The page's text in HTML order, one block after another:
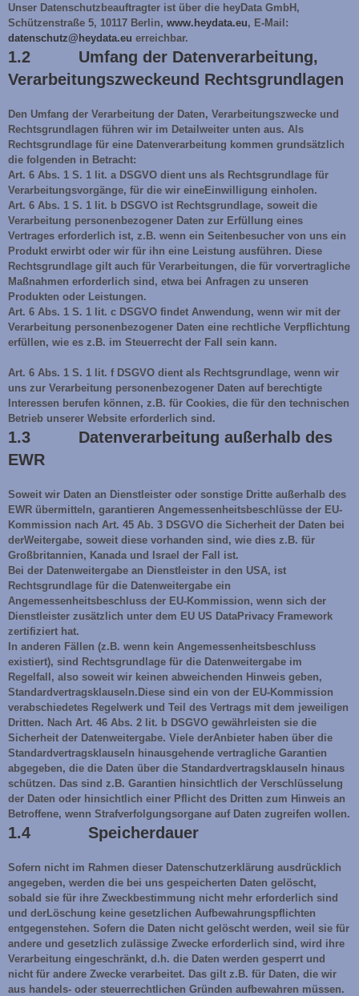
Unser Datenschutzbeauftragter ist über die heyData GmbH,
Schützenstraße 5, 10117 Berlin, www.heydata.eu, E-Mail:
datenschutz@heydata.eu erreichbar.
1.2 Umfang der Datenverarbeitung,
Verarbeitungszweckeund Rechtsgrundlagen
Den Umfang der Verarbeitung der Daten, Verarbeitungszwecke und
Rechtsgrundlagen führen wir im Detailweiter unten aus. Als
Rechtsgrundlage für eine Datenverarbeitung kommen grundsätzlich
die folgenden in Betracht:
Art. 6 Abs. 1 S. 1 lit. a DSGVO dient uns als Rechtsgrundlage für
Verarbeitungsvorgänge, für die wir eineEinwilligung einholen.
Art. 6 Abs. 1 S. 1 lit. b DSGVO ist Rechtsgrundlage, soweit die
Verarbeitung personenbezogener Daten zur Erfüllung eines
Vertrages erforderlich ist, z.B. wenn ein Seitenbesucher von uns ein
Produkt erwirbt oder wir für ihn eine Leistung ausführen. Diese
Rechtsgrundlage gilt auch für Verarbeitungen, die für vorvertragliche
Maßnahmen erforderlich sind, etwa bei Anfragen zu unseren
Produkten oder Leistungen.
Art. 6 Abs. 1 S. 1 lit. c DSGVO findet Anwendung, wenn wir mit der
Verarbeitung personenbezogener Daten eine rechtliche Verpflichtung
erfüllen, wie es z.B. im Steuerrecht der Fall sein kann.
Art. 6 Abs. 1 S. 1 lit. f DSGVO dient als Rechtsgrundlage, wenn wir
uns zur Verarbeitung personenbezogener Daten auf berechtigte
Interessen berufen können, z.B. für Cookies, die für den technischen
Betrieb unserer Website erforderlich sind.
1.3 Datenverarbeitung außerhalb des
EWR
Soweit wir Daten an Dienstleister oder sonstige Dritte außerhalb des
EWR übermitteln, garantieren Angemessenheitsbeschlüsse der EU-
Kommission nach Art. 45 Ab. 3 DSGVO die Sicherheit der Daten bei
derWeitergabe, soweit diese vorhanden sind, wie dies z.B. für
Großbritannien, Kanada und Israel der Fall ist.
Bei der Datenweitergabe an Dienstleister in den USA, ist
Rechtsgrundlage für die Datenweitergabe ein
Angemessenheitsbeschluss der EU-Kommission, wenn sich der
Dienstleister zusätzlich unter dem EU US DataPrivacy Framework
zertifiziert hat.
In anderen Fällen (z.B. wenn kein Angemessenheitsbeschluss
existiert), sind Rechtsgrundlage für die Datenweitergabe im
Regelfall, also soweit wir keinen abweichenden Hinweis geben,
Standardvertragsklauseln.Diese sind ein von der EU-Kommission
verabschiedetes Regelwerk und Teil des Vertrags mit dem jeweiligen
Dritten. Nach Art. 46 Abs. 2 lit. b DSGVO gewährleisten sie die
Sicherheit der Datenweitergabe. Viele derAnbieter haben über die
Standardvertragsklauseln hinausgehende vertragliche Garantien
abgegeben, die die Daten über die Standardvertragsklauseln hinaus
schützen. Das sind z.B. Garantien hinsichtlich der Verschlüsselung
der Daten oder hinsichtlich einer Pflicht des Dritten zum Hinweis an
Betroffene, wenn Strafverfolgungsorgane auf Daten zugreifen wollen.
1.4 Speicherdauer
Sofern nicht im Rahmen dieser Datenschutzerklärung ausdrücklich
angegeben, werden die bei uns gespeicherten Daten gelöscht,
sobald sie für ihre Zweckbestimmung nicht mehr erforderlich sind
und derLöschung keine gesetzlichen Aufbewahrungspflichten
entgegenstehen. Sofern die Daten nicht gelöscht werden, weil sie für
andere und gesetzlich zulässige Zwecke erforderlich sind, wird ihre
Verarbeitung eingeschränkt, d.h. die Daten werden gesperrt und
nicht für andere Zwecke verarbeitet. Das gilt z.B. für Daten, die wir
aus handels- oder steuerrechtlichen Gründen aufbewahren müssen.